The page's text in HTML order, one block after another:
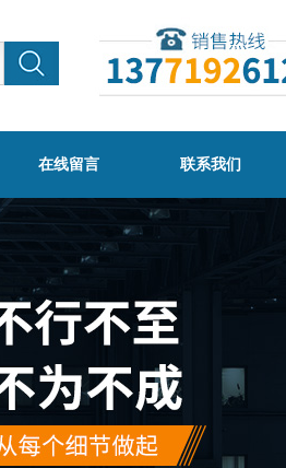
在线留言 联系我们